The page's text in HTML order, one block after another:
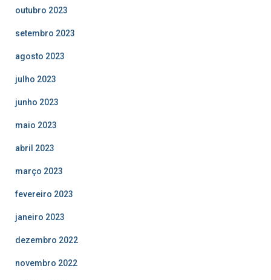
outubro 2023
setembro 2023
agosto 2023
julho 2023
junho 2023
maio 2023
abril 2023
março 2023
fevereiro 2023
janeiro 2023
dezembro 2022
novembro 2022